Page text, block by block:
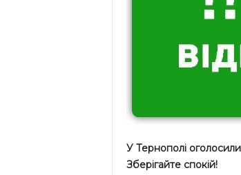
У Тернополі
Зберігайте спокій!